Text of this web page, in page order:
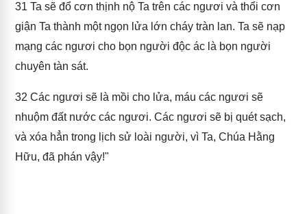
31 Ta sẽ đổ cơn thịnh nộ Ta trên các ngươi và thổi cơn
giận Ta thành một ngọn lửa lớn cháy tràn lan. Ta sẽ nạp
mạng các ngươi cho bọn người độc ác là bọn người
chuyên tàn sát.
32 Các ngươi sẽ là mồi cho lửa, máu các ngươi sẽ
nhuộm đất nước các ngươi. Các ngươi sẽ bị quét sạch,
và xóa hẳn trong lịch sử loài người, vì Ta, Chúa Hằng
Hữu, đã phán vậy!"